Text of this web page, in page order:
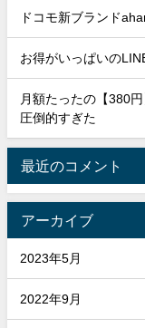
ドコモ新ブランド
お得がいっぱいの
月額たったの【380
圧倒的すぎた
最近のコメント
アーカイブ
2023年5月
2022年9月